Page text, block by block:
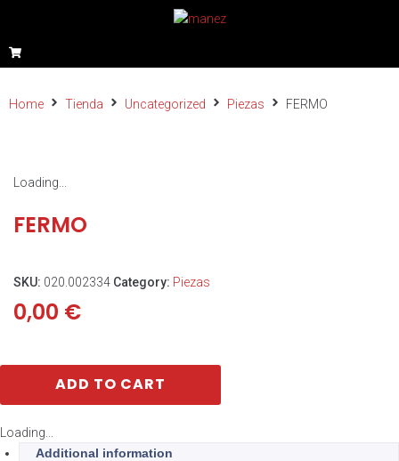
Home Tienda Uncategorized Piezas FERMO
Loading...
FERMO
SKU: 020.002334 Category: Piezas
0,00 €
ADD TO CART
Loading...
Additional information